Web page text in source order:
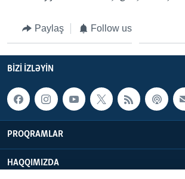
Paylaş Follow us
BIZI IZLƏYIN
PROQRAMLAR
HAQQIMIZDA